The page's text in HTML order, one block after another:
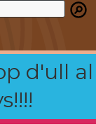
d'ull al